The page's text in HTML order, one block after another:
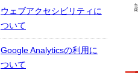
ウェブアクセシビリティに
ついて
Google Analyticsの利用に
ついて